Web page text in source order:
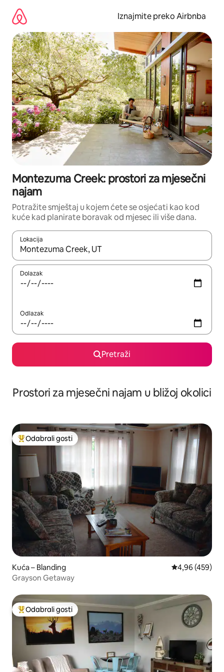
sadržaj
Iznajmite preko Airbnba
Montezuma Creek: prostori za mjesečni
najam
Potražite smještaj u kojem ćete se osjećati kao kod
kuće kad planirate boravak od mjesec ili više dana.
Lokacija
Kada budu dostupni rezultati, moći ćete ih pregledati
Dolazak
Odlazak
Pretraži
Prostori za mjesečni najam u bližoj okolici
Među najviše rangiranima s oznakom „Odabrali gosti”
Odabrali gosti
Kuća – Blanding Prosječna
4,96 (459)
Grayson Getaway
Među najviše rangiranima s oznakom „Odabrali gosti”
Odabrali gosti